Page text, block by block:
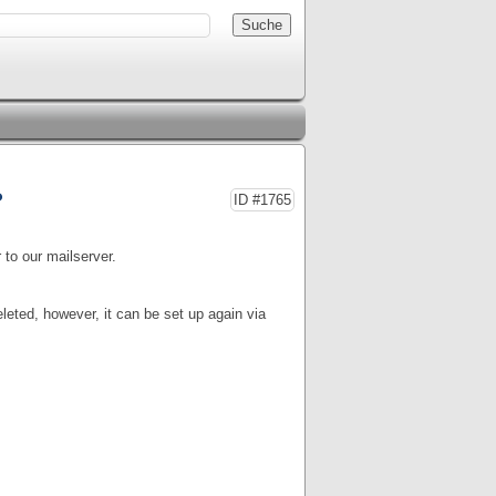
ID #1765
our mailserver.
however, it can be set up again via